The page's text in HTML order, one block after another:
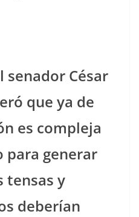
senador César
que ya de
es compleja
para generar
tensas y
deberían